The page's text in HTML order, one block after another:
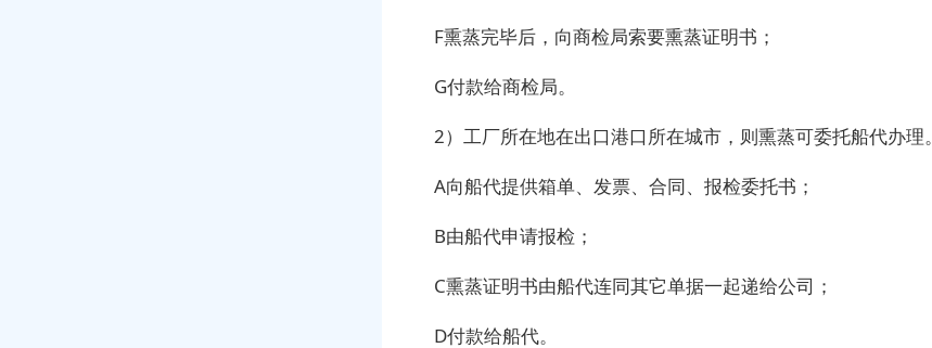
F熏蒸完毕后，向商检局索要熏蒸证明书；
G付款给商检局。
2）工厂所在地在出口港口所在城市，则熏蒸可委托船代办理。
A向船代提供箱单、发票、合同、报检委托书；
B由船代申请报检；
C熏蒸证明书由船代连同其它单据一起递给公司；
D付款给船代。